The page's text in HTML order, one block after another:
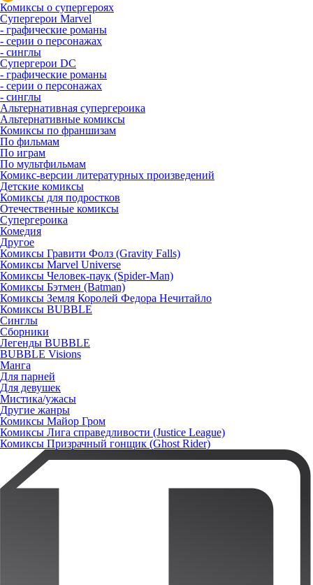
Комиксы о супергероях
Супергерои Marvel
- графические романы
- серии о персонажах
- синглы
Супергерои DC
- графические романы
- серии о персонажах
- синглы
Альтернативная супергероика
Альтернативные комиксы
Комиксы по франшизам
По фильмам
По играм
По мультфильмам
Комикс-версии литературных произведений
Детские комиксы
Комиксы для подростков
Отечественные комиксы
Супергероика
Комедия
Другое
Комиксы Гравити Фолз (Gravity Falls)
Комиксы Marvel Universe
Комиксы Человек-паук (Spider-Man)
Комиксы Бэтмен (Batman)
Комиксы Земля Королей Федора Нечитайло
Комиксы BUBBLE
Синглы
Сборники
Легенды BUBBLE
BUBBLE Visions
Манга
Для парней
Для девушек
Мистика/ужасы
Другие жанры
Комиксы Майор Гром
Комиксы Лига справедливости (Justice League)
Комиксы Призрачный гонщик (Ghost Rider)